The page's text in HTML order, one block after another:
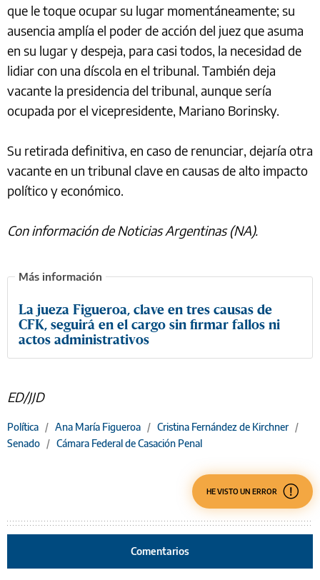
que le toque ocupar su lugar momentáneamente; su
ausencia amplía el poder de acción del juez que asuma
en su lugar y despeja, para casi todos, la necesidad de
lidiar con una díscola en el tribunal. También deja
vacante la presidencia del tribunal, aunque sería
ocupada por el vicepresidente, Mariano Borinsky.
Su retirada definitiva, en caso de renunciar, dejaría otra
vacante en un tribunal clave en causas de alto impacto
político y económico.
Con información de Noticias Argentinas (NA).
La jueza Figueroa, clave en tres causas de
CFK, seguirá en el cargo sin firmar fallos ni
actos administrativos
ED/JJD
Política / Ana María Figueroa / Cristina Fernández de Kirchner /
Senado / Cámara Federal de Casación Penal
HE VISTO UN ERROR
Comentarios